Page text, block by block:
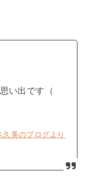
い出です（
美のブログより